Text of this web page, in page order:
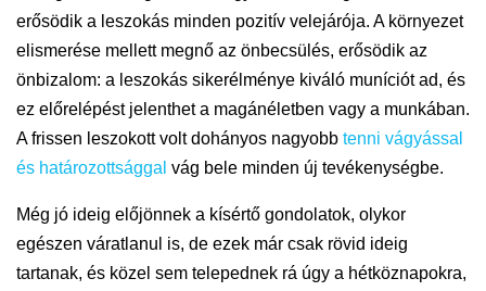
erősödik a leszokás minden pozitív velejárója. A környezet
elismerése mellett megnő az önbecsülés, erősödik az
önbizalom: a leszokás sikerélménye kiváló muníciót ad, és
ez előrelépést jelenthet a magánéletben vagy a munkában.
A frissen leszokott volt dohányos nagyobb tenni vágyással
és határozottsággal vág bele minden új tevékenységbe.
Még jó ideig előjönnek a kísértő gondolatok, olykor
egészen váratlanul is, de ezek már csak rövid ideig
tartanak, és közel sem telepednek rá úgy a hétköznapokra,